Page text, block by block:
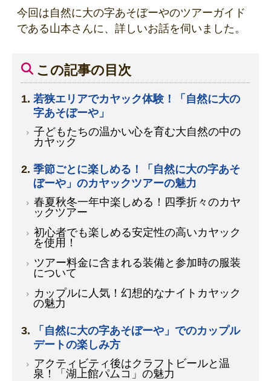
今回は自然に大の字あそぼーやのツアーガイド
である山本さんに、詳しいお話を伺いました。
この記事の目次
若狭エリアでカヤック体験！「自然に大の
字あそぼーや」
子どもたちの温かい心を育む大自然の中の
カヤック
季節ごとに楽しめる！「自然に大の字あそ
ぼーや」のカヤックツアーの魅力
春夏秋冬一年中楽しめる！四季折々のカヤ
ックツアー
初心者でも楽しめる安定性の高いカヤック
を使用！
ツアー料金に含まれる装備と参加時の服装
について
カップルに人気！幻想的なナイトカヤック
の魅力
「自然に大の字あそぼーや」でのカップル
デートの楽しみ方
アクティビティ後はクラフトビールと温
泉！「湖上館パムコ」の魅力